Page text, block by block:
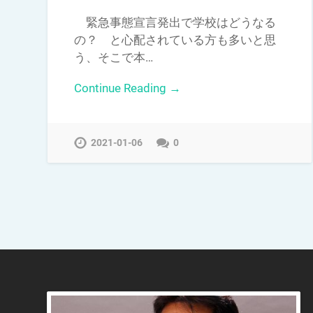
緊急事態宣言発出で学校はどうなる
の？ と心配されている方も多いと思
う、そこで本…
Continue Reading →
2021-01-06 0